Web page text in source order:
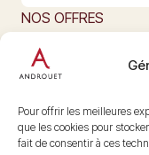
Pour offrir les meilleures
que les cookies pour
fait de consentir à ces
NOS OFFRES
L’ART DU FROMAGE
Nous suivre
@maisonandrouet